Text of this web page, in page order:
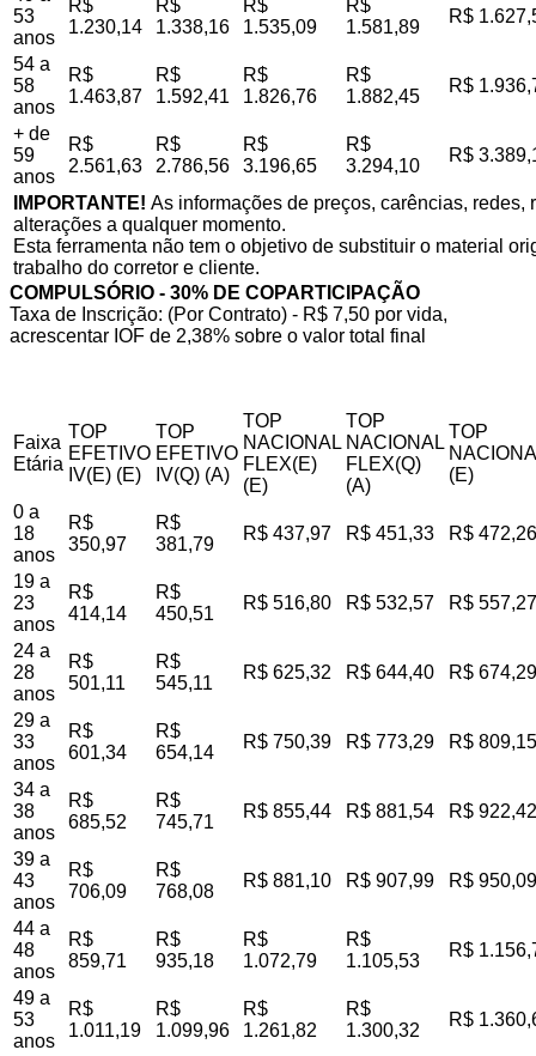
53
anos
R$
1.230,14
R$
1.338,16
R$
1.535,09
R$
1.581,89
R$
54 a
58
anos
R$
1.463,87
R$
1.592,41
R$
1.826,76
R$
1.882,45
R$
+ de
59
anos
R$
2.561,63
R$
2.786,56
R$
3.196,65
R$
3.294,10
R$
IMPORTANTE! As informações de preços, carências,
alterações a qualquer momento.
Esta ferramenta não tem o objetivo de substituir o material
trabalho do corretor e cliente.
COMPULSÓRIO - 30% DE COPARTICIPAÇÃO
Taxa de Inscrição: (Por Contrato) - R$ 7,50 por vida,
acrescentar IOF de 2,38% sobre o valor total final
Faixa
Etária
TOP
EFETIVO
IV(E) (E)
TOP
EFETIVO
IV(Q) (A)
TOP
NACIONAL
FLEX(E)
(E)
TOP
NACIONAL
FLEX(Q)
(A)
TOP
(E)
0 a
18
anos
R$
350,97
R$
381,79
R$ 437,97 R$ 451,33 R$ 472,26
19 a
23
anos
R$
414,14
R$
450,51
R$ 516,80 R$ 532,57 R$ 557,27
24 a
28
anos
R$
501,11
R$
545,11
R$ 625,32 R$ 644,40 R$ 674,29
29 a
33
anos
R$
601,34
R$
654,14
R$ 750,39 R$ 773,29 R$ 809,15
34 a
38
anos
R$
685,52
R$
745,71
R$ 855,44 R$ 881,54 R$ 922,42
39 a
43
anos
R$
706,09
R$
768,08
R$ 881,10 R$ 907,99 R$ 950,09
44 a
48
anos
R$
859,71
R$
935,18
R$
1.072,79
R$
1.105,53
R$
49 a
53
anos
R$
1.011,19
R$
1.099,96
R$
1.261,82
R$
1.300,32
R$